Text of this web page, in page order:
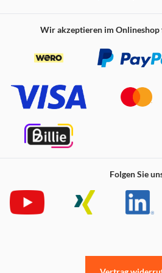
für dich dolmetschen, ohne dass
leistungsstarke Akku zeigt jede
liefert Energie für viele Stunden
Modern und markant: Die Galaxy
sich im ikonischen Design der
aber unverkennbar. Ob beim
Wir akzeptieren im Onlineshop
Folgen Sie